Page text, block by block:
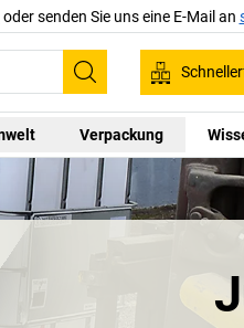
oder senden Sie uns eine E-Mail an
Suchen
Verpackung